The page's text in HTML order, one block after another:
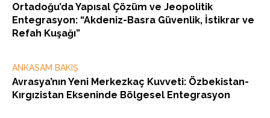
Ortadoğu’da Yapısal Çözüm ve Jeopolitik
Entegrasyon: “Akdeniz-Basra Güvenlik, İstikrar ve
Refah Kuşağı”
ANKASAM BAKIŞ
Avrasya’nın Yeni Merkezkaç Kuvveti: Özbekistan-
Kırgızistan Ekseninde Bölgesel Entegrasyon